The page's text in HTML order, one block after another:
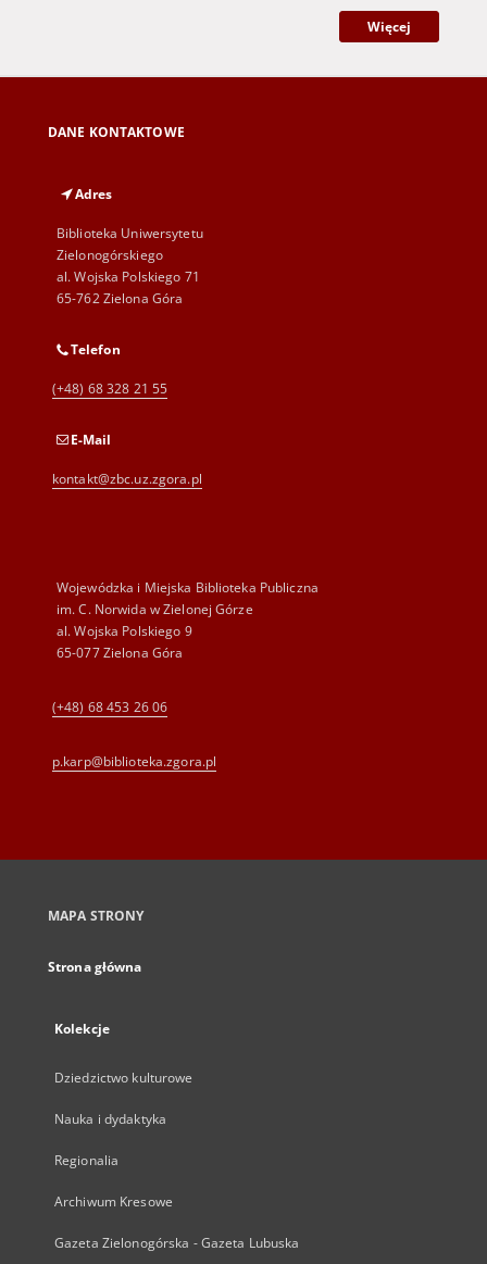
Więcej
DANE KONTAKTOWE
Adres
Biblioteka Uniwersytetu
Zielonogórskiego
al. Wojska Polskiego 71
65-762 Zielona Góra
Telefon
(+48) 68 328 21 55
E-Mail
kontakt@zbc.uz.zgora.pl
Wojewódzka i Miejska Biblioteka Publiczna
im. C. Norwida w Zielonej Górze
al. Wojska Polskiego 9
65-077 Zielona Góra
(+48) 68 453 26 06
p.karp@biblioteka.zgora.pl
MAPA STRONY
Strona główna
Kolekcje
Dziedzictwo kulturowe
Nauka i dydaktyka
Regionalia
Archiwum Kresowe
Gazeta Zielonogórska - Gazeta Lubuska